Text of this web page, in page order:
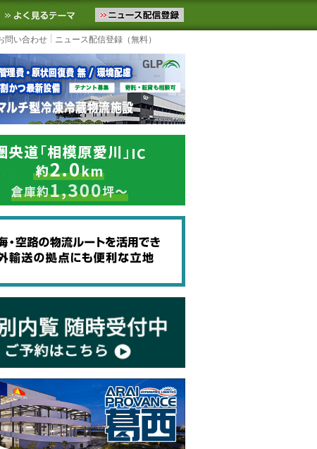
ースをお届けします。物流ニュースメール配信を登録す
お気に入りに追加 よく見るテーマ
問い合わせ ニュース配信登録（無料）